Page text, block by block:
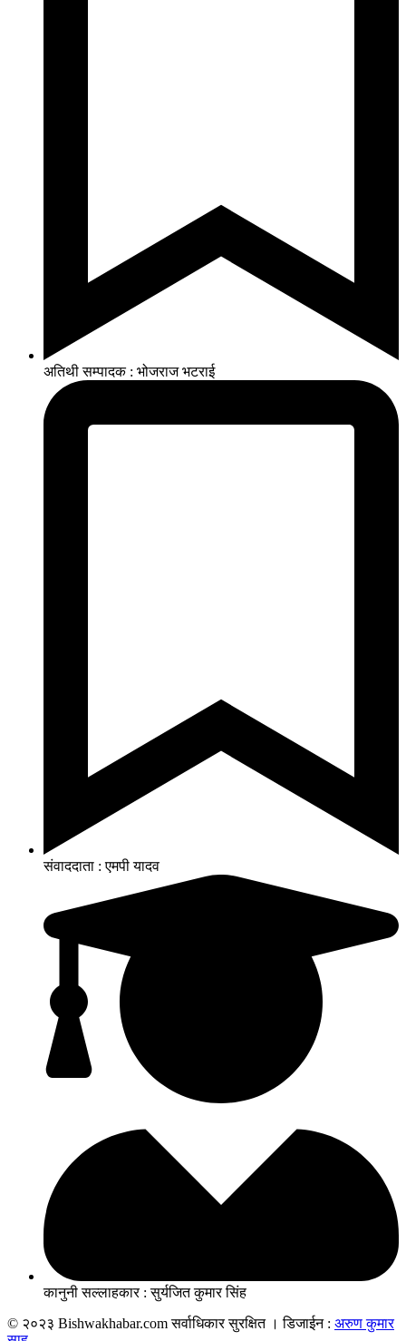
अतिथी सम्पादक : भोजराज भटराई
संवाददाता : एमपी यादव
कानुनी सल्लाहकार : सुर्यजित कुमार सिंह
© २०२३ Bishwakhabar.com सर्वाधिकार सुरक्षित । डिजाईन : अरुण कुमार